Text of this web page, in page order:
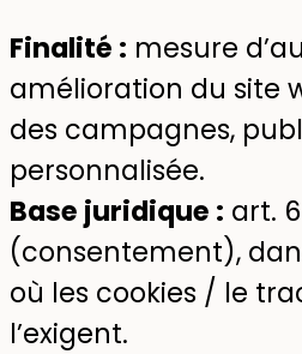
Finalité : mesure
amélioration du site
des campagnes,
personnalisée.
Base juridique : art. 6
(consentement),
où les cookies / le
l’exigent.